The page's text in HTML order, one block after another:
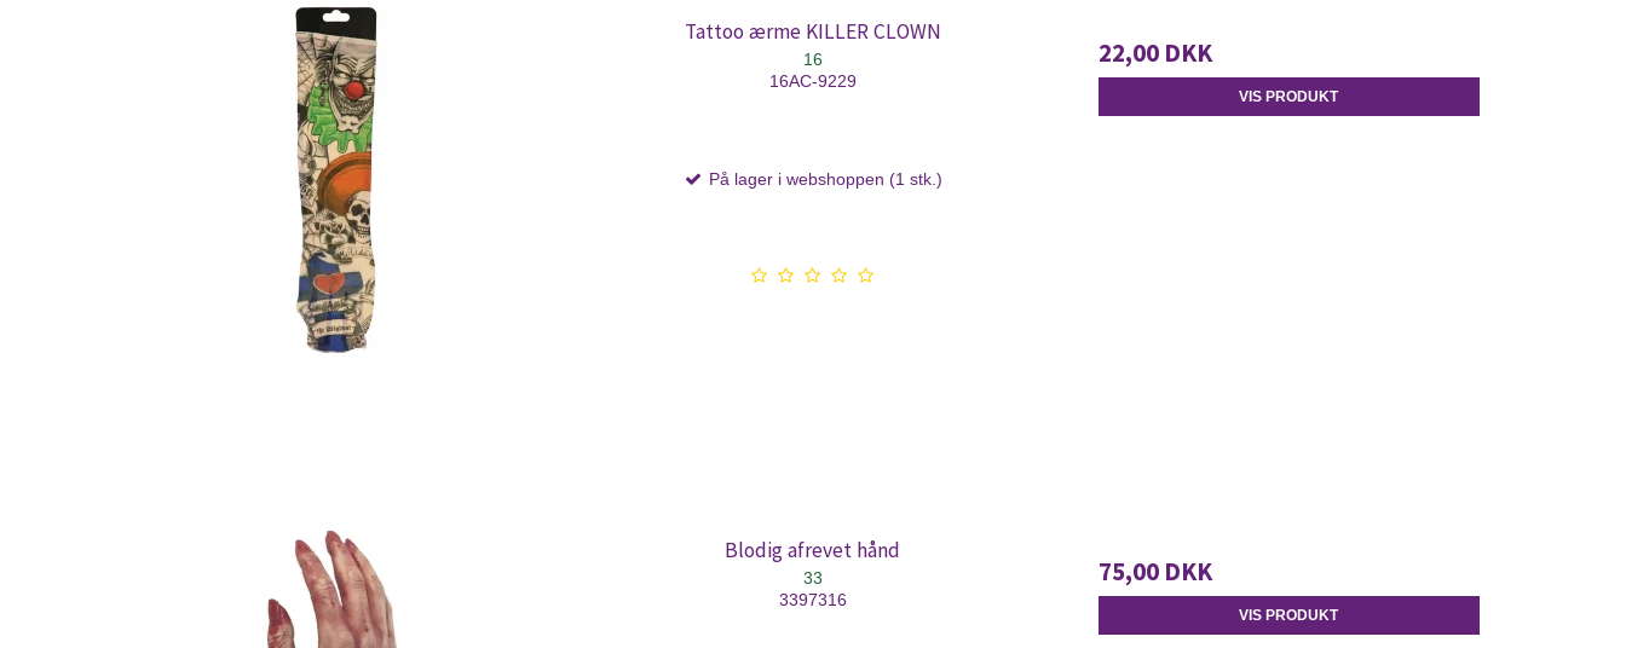
Tattoo ærme KILLER CLOWN
16
16AC-9229
På lager i webshoppen (1 stk.)
22,00 DKK
VIS PRODUKT
Blodig afrevet hånd
33
3397316
75,00 DKK
VIS PRODUKT